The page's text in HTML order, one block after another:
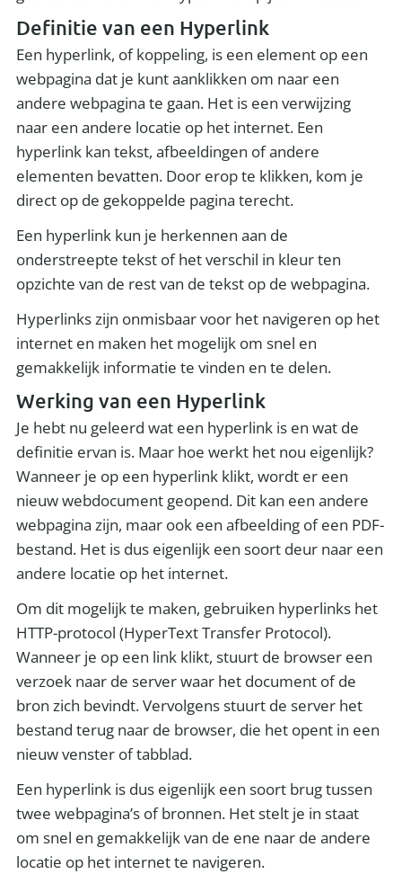
Definitie van een Hyperlink
Een hyperlink, of koppeling, is een element op een
webpagina dat je kunt aanklikken om naar een
andere webpagina te gaan. Het is een verwijzing
naar een andere locatie op het internet. Een
hyperlink kan tekst, afbeeldingen of andere
elementen bevatten. Door erop te klikken, kom je
direct op de gekoppelde pagina terecht.
Een hyperlink kun je herkennen aan de
onderstreepte tekst of het verschil in kleur ten
opzichte van de rest van de tekst op de webpagina.
Hyperlinks zijn onmisbaar voor het navigeren op het
internet en maken het mogelijk om snel en
gemakkelijk informatie te vinden en te delen.
Werking van een Hyperlink
Je hebt nu geleerd wat een hyperlink is en wat de
definitie ervan is. Maar hoe werkt het nou eigenlijk?
Wanneer je op een hyperlink klikt, wordt er een
nieuw webdocument geopend. Dit kan een andere
webpagina zijn, maar ook een afbeelding of een PDF-
bestand. Het is dus eigenlijk een soort deur naar een
andere locatie op het internet.
Om dit mogelijk te maken, gebruiken hyperlinks het
HTTP-protocol (HyperText Transfer Protocol).
Wanneer je op een link klikt, stuurt de browser een
verzoek naar de server waar het document of de
bron zich bevindt. Vervolgens stuurt de server het
bestand terug naar de browser, die het opent in een
nieuw venster of tabblad.
Een hyperlink is dus eigenlijk een soort brug tussen
twee webpagina’s of bronnen. Het stelt je in staat
om snel en gemakkelijk van de ene naar de andere
locatie op het internet te navigeren.